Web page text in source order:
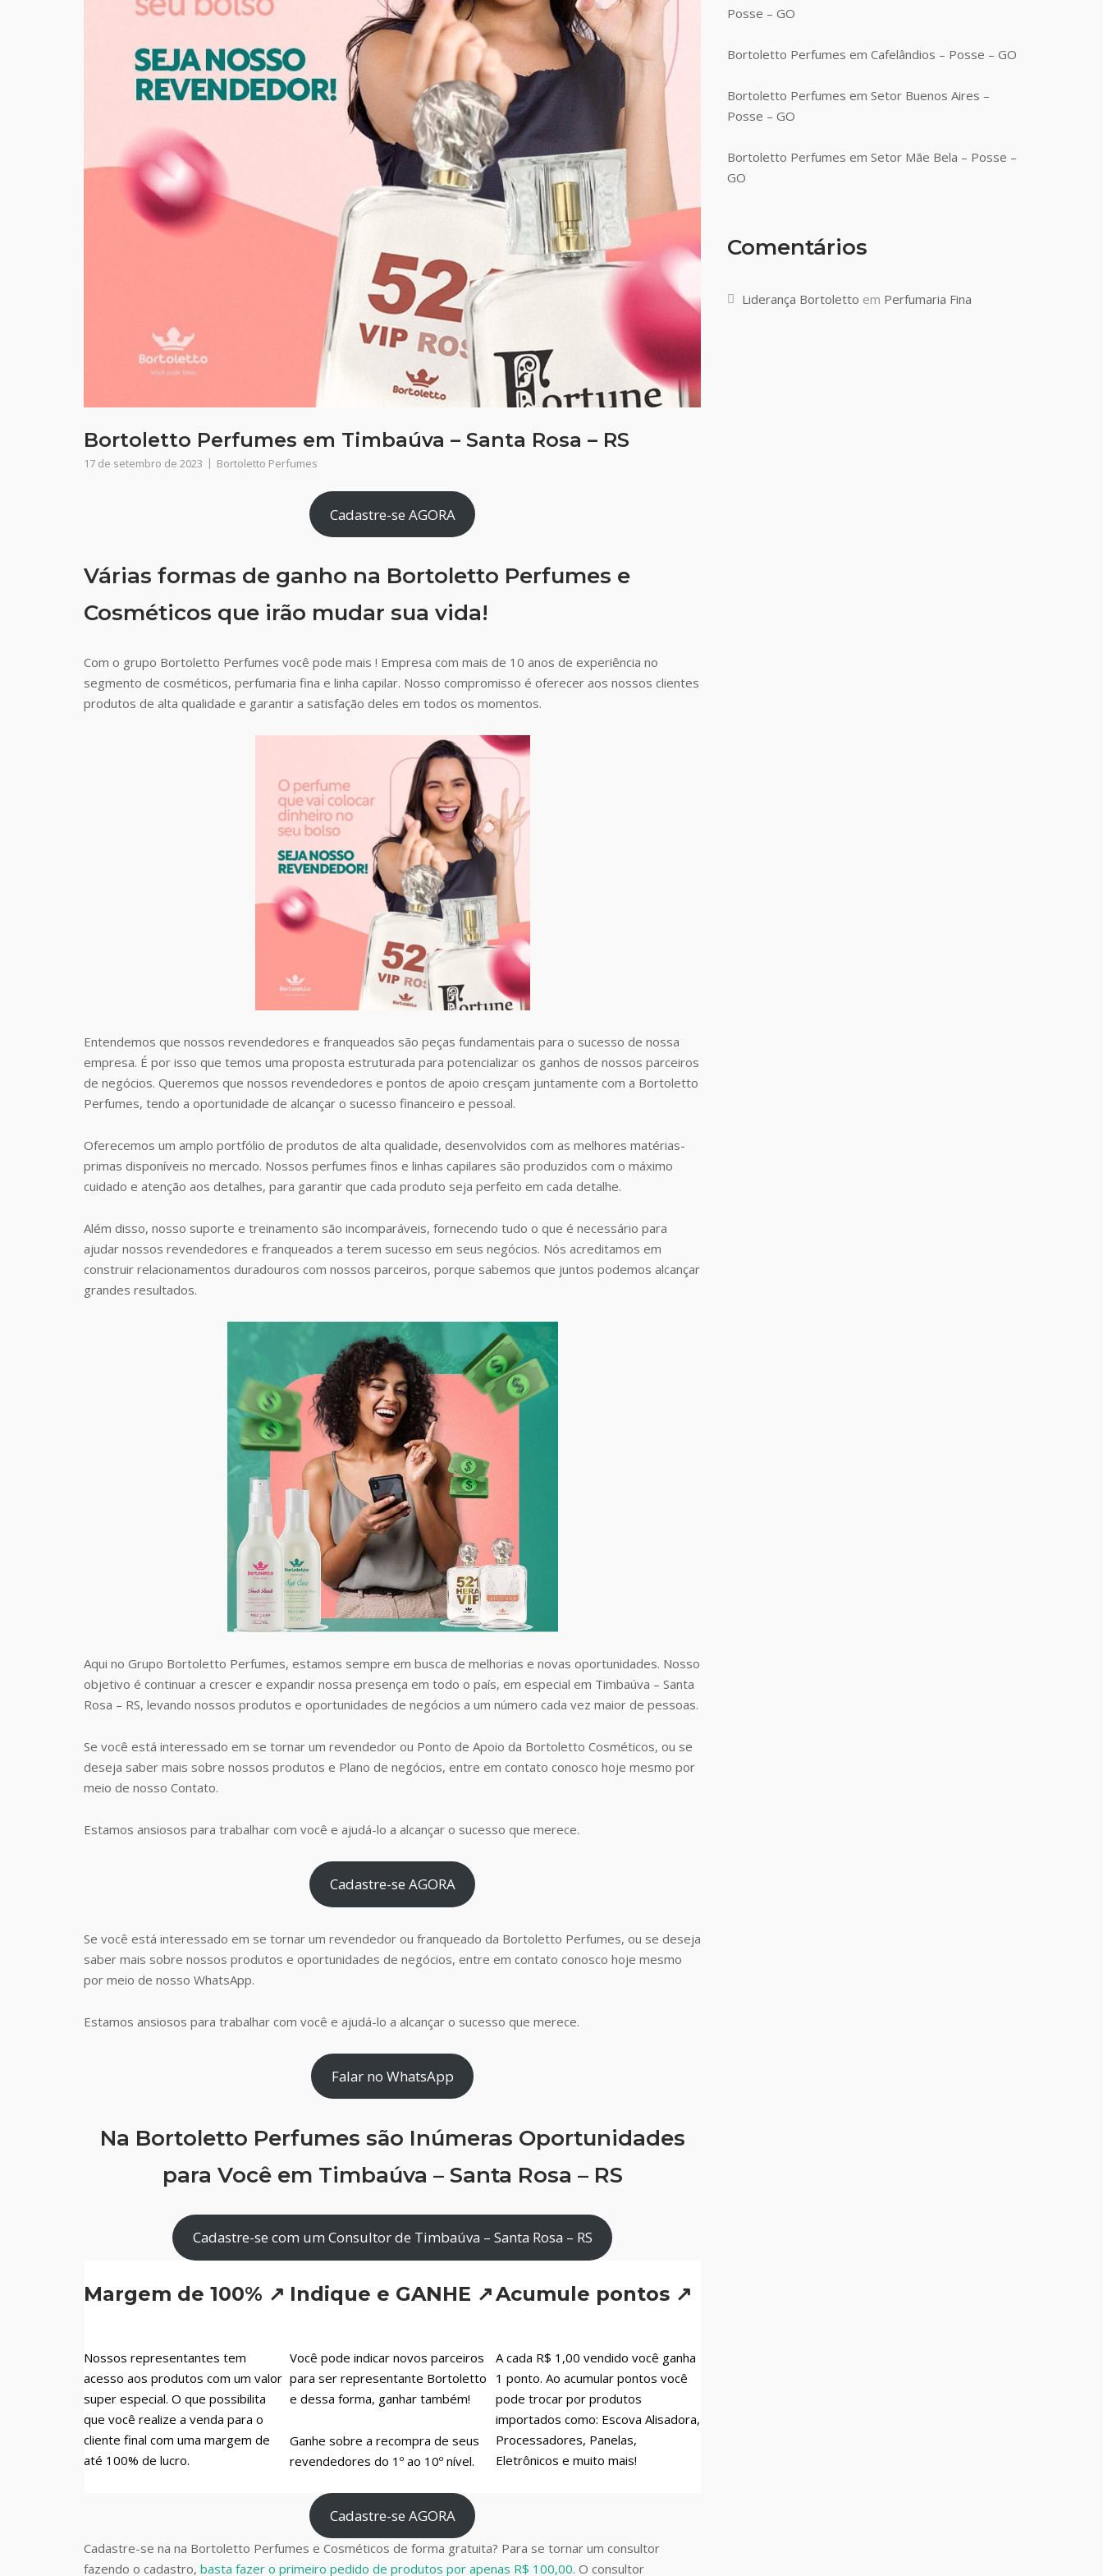
Bortoletto Perfumes em Timbaúva – Santa Rosa – RS
17 de setembro de 2023 Bortoletto Perfumes
Cadastre-se AGORA
Várias formas de ganho na Bortoletto Perfumes e
Cosméticos que irão mudar sua vida!
Com o grupo Bortoletto Perfumes você pode mais ! Empresa com mais de 10 anos de experiência no
segmento de cosméticos, perfumaria fina e linha capilar. Nosso compromisso é oferecer aos nossos clientes
produtos de alta qualidade e garantir a satisfação deles em todos os momentos.
Entendemos que nossos revendedores e franqueados são peças fundamentais para o sucesso de nossa
empresa. É por isso que temos uma proposta estruturada para potencializar os ganhos de nossos parceiros
de negócios. Queremos que nossos revendedores e pontos de apoio cresçam juntamente com a Bortoletto
Perfumes, tendo a oportunidade de alcançar o sucesso financeiro e pessoal.
Oferecemos um amplo portfólio de produtos de alta qualidade, desenvolvidos com as melhores matérias-
primas disponíveis no mercado. Nossos perfumes finos e linhas capilares são produzidos com o máximo
cuidado e atenção aos detalhes, para garantir que cada produto seja perfeito em cada detalhe.
Além disso, nosso suporte e treinamento são incomparáveis, fornecendo tudo o que é necessário para
ajudar nossos revendedores e franqueados a terem sucesso em seus negócios. Nós acreditamos em
construir relacionamentos duradouros com nossos parceiros, porque sabemos que juntos podemos alcançar
grandes resultados.
Aqui no Grupo Bortoletto Perfumes, estamos sempre em busca de melhorias e novas oportunidades. Nosso
objetivo é continuar a crescer e expandir nossa presença em todo o país, em especial em Timbaúva – Santa
Rosa – RS, levando nossos produtos e oportunidades de negócios a um número cada vez maior de pessoas.
Se você está interessado em se tornar um revendedor ou Ponto de Apoio da Bortoletto Cosméticos, ou se
deseja saber mais sobre nossos produtos e Plano de negócios, entre em contato conosco hoje mesmo por
meio de nosso Contato.
Estamos ansiosos para trabalhar com você e ajudá-lo a alcançar o sucesso que merece.
Cadastre-se AGORA
Se você está interessado em se tornar um revendedor ou franqueado da Bortoletto Perfumes, ou se deseja
saber mais sobre nossos produtos e oportunidades de negócios, entre em contato conosco hoje mesmo
por meio de nosso WhatsApp.
Estamos ansiosos para trabalhar com você e ajudá-lo a alcançar o sucesso que merece.
Falar no WhatsApp
Na Bortoletto Perfumes são Inúmeras Oportunidades
para Você em Timbaúva – Santa Rosa – RS
Cadastre-se com um Consultor de Timbaúva – Santa Rosa – RS
Margem de 100% ↗
Nossos representantes tem
acesso aos produtos com um valor
super especial. O que possibilita
que você realize a venda para o
cliente final com uma margem de
até 100% de lucro.
Indique e GANHE ↗
Você pode indicar novos parceiros
para ser representante Bortoletto
e dessa forma, ganhar também!
Ganhe sobre a recompra de seus
revendedores do 1º ao 10º nível.
Acumule pontos ↗
A cada R$ 1,00 vendido você ganha
1 ponto. Ao acumular pontos você
pode trocar por produtos
importados como: Escova Alisadora,
Processadores, Panelas,
Eletrônicos e muito mais!
Cadastre-se AGORA
Cadastre-se na na Bortoletto Perfumes e Cosméticos de forma gratuita? Para se tornar um consultor
fazendo o cadastro, basta fazer o primeiro pedido de produtos por apenas R$ 100,00. O consultor
Posse – GO
Bortoletto Perfumes em Cafelândios – Posse – GO
Bortoletto Perfumes em Setor Buenos Aires –
Posse – GO
Bortoletto Perfumes em Setor Mãe Bela – Posse –
GO
Comentários
Liderança Bortoletto em Perfumaria Fina